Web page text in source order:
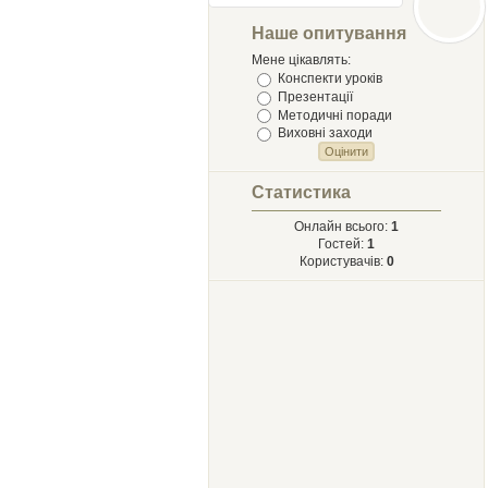
Лыст
Твору Ырий
Наше опитування
Мене цікавлять:
Конспекти уроків
Презентації
Методичні поради
Виховні заходи
Статистика
Онлайн всього: 1
Гостей: 1
Користувачів: 0